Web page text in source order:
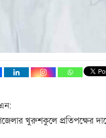
খুরুশকুলে প্রতিপক্ষের